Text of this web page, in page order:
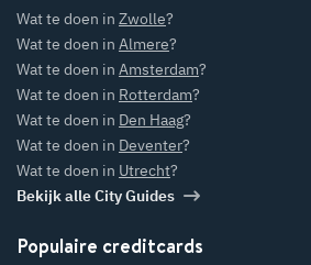
Wat te doen in Zwolle?
Wat te doen in Almere?
Wat te doen in Amsterdam?
Wat te doen in Rotterdam?
Wat te doen in Den Haag?
Wat te doen in Deventer?
Wat te doen in Utrecht?
Bekijk alle City Guides
Populaire creditcards